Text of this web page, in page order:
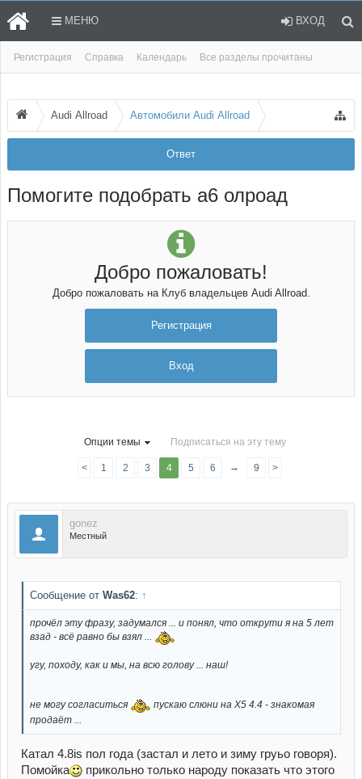
Регистрация Справка Календарь Все разделы прочитаны
МЕНЮ ВХОД
Ответ
Audi Allroad Автомобили Audi Allroad
Помогите подобрать а6 олроад
Добро пожаловать!
Добро пожаловать на Клуб владельцев Audi Allroad.
Регистрация
Вход
Опции темы Подписаться на эту тему
< 1 2 3 4 5 6 → 9 >
gonez
Местный
Сообщение от Was62: ↑
прочёл эту фразу, задумался ... и понял, что открути я на 5 лет
взад - всё равно бы взял ...
угу, походу, как и мы, на всю голову ... наш!
не могу согласиться
пускаю слюни на Х5 4.4 - знакомая
продаёт ...
Катал 4.8is пол года (застал и лето и зиму груьо говоря).
Помойка
прикольно только народу показать что этого